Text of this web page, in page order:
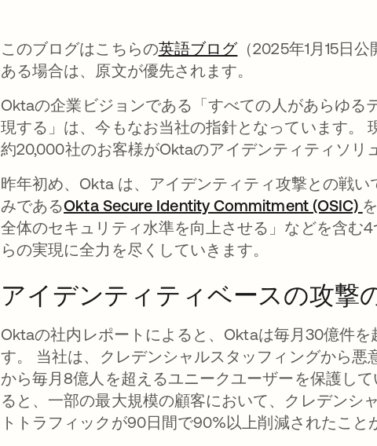
このブログはこちらの英語ブログ（2025年1月15日
ある場合は、原文が優先されます。
Oktaの企業ビジョンである「すべての人があらゆる
現する」は、今もなお当社の指針となっています。
約20,000社のお客様がOktaのアイデンティティソリ
昨年初め、Okta は、アイデンティティ攻撃との戦
みであるOkta Secure Identity Commitment (OSIC) を
全体のセキュリティ水準を向上させる」などを含む
らの実現に全力を尽くしていきます。
アイデンティティベースの攻撃
Oktaの社内レポートによると、Oktaは毎月30億件
す。 当社は、クレデンシャルスタッフィングから
から毎月8億人を超えるユニークユーザーを保護し
ると、一部の最大規模の顧客において、クレデンシ
トトラフィックが90日間で90%以上削減されたこと